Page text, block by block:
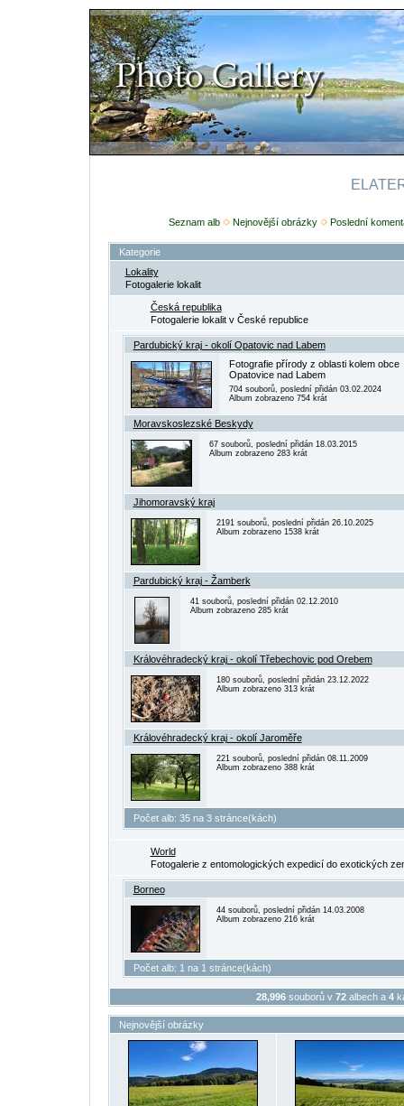
Seznam alb Nejnovější obrázky Poslední
Kategorie
Lokality
Fotogalerie lokalit
Česká republika
Fotogalerie lokalit v České republice
Pardubický kraj - okolí Opatovic nad Labem
Fotografie přírody z oblasti kolem obce
Opatovice nad Labem
704 souborů, poslední přidán 03.02.2024
Album zobrazeno 754 krát
Moravskoslezské Beskydy
67 souborů, poslední přidán 18.03.2015
Album zobrazeno 283 krát
Jihomoravský kraj
2191 souborů, poslední přidán 26.10.2025
Album zobrazeno 1538 krát
Pardubický kraj - Žamberk
41 souborů, poslední přidán 02.12.2010
Album zobrazeno 285 krát
Královéhradecký kraj - okolí Třebechovic pod Orebem
180 souborů, poslední přidán 23.12.2022
Album zobrazeno 313 krát
Královéhradecký kraj - okolí Jaroměře
221 souborů, poslední přidán 08.11.2009
Album zobrazeno 388 krát
Počet alb: 35 na 3 stránce(kách)
World
Fotogalerie z entomologických expedicí do exotických
Borneo
44 souborů, poslední přidán 14.03.2008
Album zobrazeno 216 krát
Počet alb: 1 na 1 stránce(kách)
28,996souborů v 72albech a 4
Nejnovější obrázky